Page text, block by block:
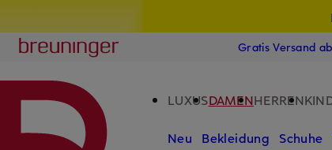
Breuninger
Gratis Versand
LUXUSDAMENHERREN
Neu Bekleidung Schuhe